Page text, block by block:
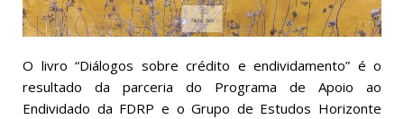
O livro “Diálogos sobre crédito e endividamento” é o
resultado da parceria do Programa de Apoio ao
Endividado da FDRP e o Grupo de Estudos Horizonte